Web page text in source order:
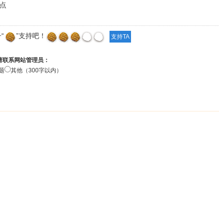
”支持吧！
系网站管理员：
其他（300字以内）